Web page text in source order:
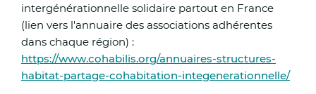
Neufchâtel Hardelot et Saint-Etienne-au-Mont en
risque accru d’incendie ;
Autorisation de début de chantiers à 05h00 au lieu
07h00 pour les professionnels du secteur BTP.
intergénérationnelle solidaire partout en France
(lien vers l'annuaire des associations adhérentes
dans chaque région) :
https://www.cohabilis.org/annuaires-structures-
habitat-partage-cohabitation-integenerationnelle/